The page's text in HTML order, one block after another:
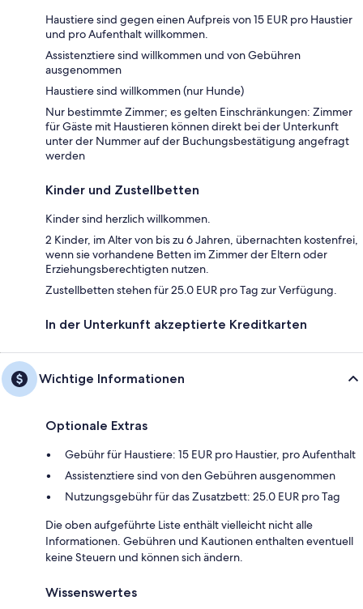
Haustiere sind gegen einen Aufpreis von 15 EUR pro Haustier
und pro Aufenthalt willkommen.
Assistenztiere sind willkommen und von Gebühren
ausgenommen
Haustiere sind willkommen (nur Hunde)
Nur bestimmte Zimmer; es gelten Einschränkungen: Zimmer
für Gäste mit Haustieren können direkt bei der Unterkunft
unter der Nummer auf der Buchungsbestätigung angefragt
werden
Kinder und Zustellbetten
Kinder sind herzlich willkommen.
2 Kinder, im Alter von bis zu 6 Jahren, übernachten kostenfrei,
wenn sie vorhandene Betten im Zimmer der Eltern oder
Erziehungsberechtigten nutzen.
Zustellbetten stehen für 25.0 EUR pro Tag zur Verfügung.
In der Unterkunft akzeptierte Kreditkarten
Wichtige Informationen
Optionale Extras
Gebühr für Haustiere: 15 EUR pro Haustier, pro Aufenthalt
Assistenztiere sind von den Gebühren ausgenommen
Nutzungsgebühr für das Zusatzbett: 25.0 EUR pro Tag
Die oben aufgeführte Liste enthält vielleicht nicht alle
Informationen. Gebühren und Kautionen enthalten eventuell
keine Steuern und können sich ändern.
Wissenswertes